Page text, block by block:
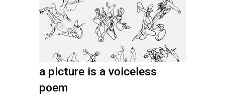
a picture is a voiceless
poem